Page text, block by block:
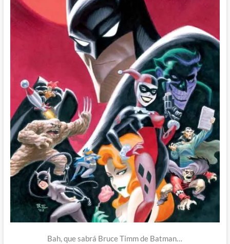
Bah, que sabrá Bruce Timm de Batman…